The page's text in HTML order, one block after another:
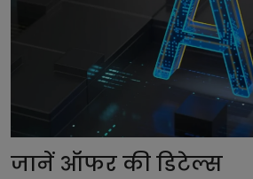
जानें ऑफर की डिटेल्स